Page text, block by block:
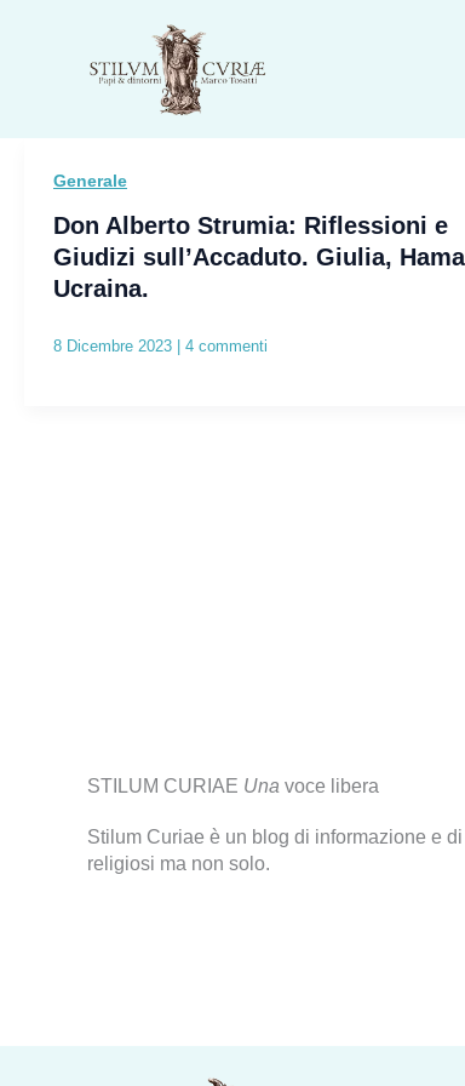
Generale
Don Alberto Strumia: Riflessioni e
Giudizi sull’Accaduto. Giulia,
Ucraina.
8 Dicembre 2023 4 commenti
STILUM CURIAE Una voce libera
Stilum Curiae è un blog di informazione e
religiosi ma non solo.